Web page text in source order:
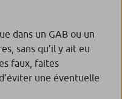
dans un GAB ou un
sans qu’il y ait eu
faux, faites
une éventuelle